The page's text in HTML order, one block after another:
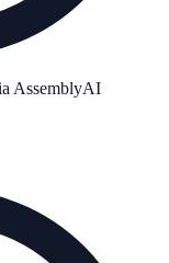
AssemblyAI